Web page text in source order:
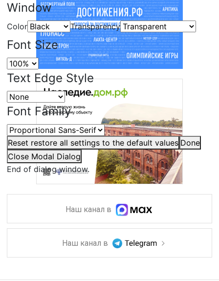
Window
Color Transparency
Font Size
Text Edge Style
Font Family
Reset restore all settings to the default values Done
Close Modal Dialog
End of dialog window.
Наш канал в
Наш канал в